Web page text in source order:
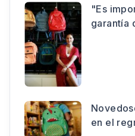
"Es
garantía
en el